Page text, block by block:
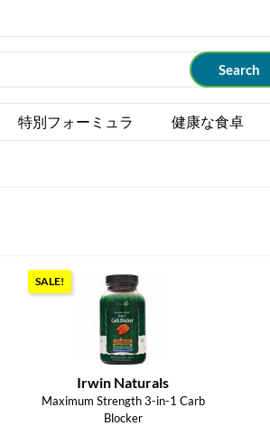
特別フォーミュラ 健康な食卓
SALE!
Irwin Naturals
Maximum Strength 3-in-1 Carb
Blocker